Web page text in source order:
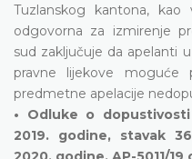
Tuzlanskog kantona, kao
odgovorna za izmirenje
sud zaključuje da apelanti
pravne lijekove
predmetne apelacije
• Odluke o
2019. godine, stavak